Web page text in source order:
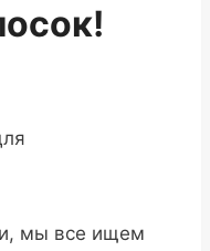
мы все ищем